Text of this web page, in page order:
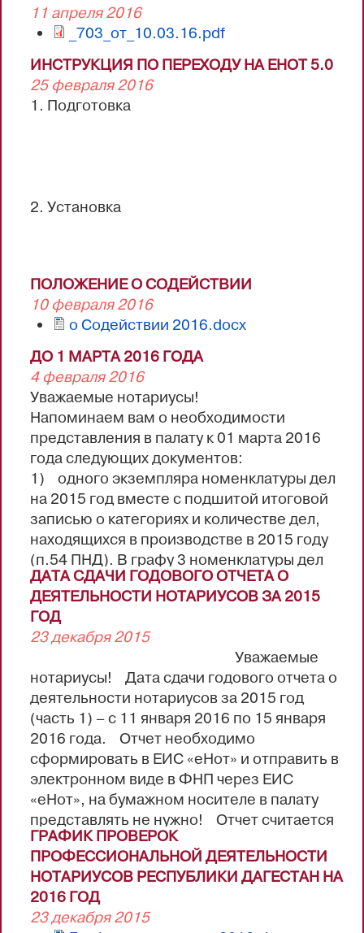
11 апреля 2016
_703_от_10.03.16.pdf
ИНСТРУКЦИЯ ПО ПЕРЕХОДУ НА ЕНОТ 5.0
25 февраля 2016
1. Подготовка
2. Установка
http://download.triasoft.com/enot/50/
ПОЛОЖЕНИЕ О СОДЕЙСТВИИ
10 февраля 2016
о Содействии 2016.docx
ДО 1 МАРТА 2016 ГОДА
4 февраля 2016
Уважаемые нотариусы!
Напоминаем вам о необходимости
представления в палату к 01 марта 2016
года следующих документов:
1) одного экземпляра номенклатуры дел
на 2015 год вместе с подшитой итоговой
записью о категориях и количестве дел,
находящихся в производстве в 2015 году
(п.54 ПНД). В графу 3 номенклатуры дел
вписывается количество частей/томов
дела,находящихся в производстве в 2015
году. В графе 5 номенклатуры дел
«Примечание» проставляются отметки о
переходящих делах, о неначатых делах и
т.д. (п.51 ПНД)
2) описи дел постоянного, временного
хранения, описи наследственных дел в...
ДАТА СДАЧИ ГОДОВОГО ОТЧЕТА О
ДЕЯТЕЛЬНОСТИ НОТАРИУСОВ ЗА 2015
ГОД
23 декабря 2015
Уважаемые
нотариусы! Дата сдачи годового отчета о
деятельности нотариусов за 2015 год
(часть 1) – с 11 января 2016 по 15 января
2016 года. Отчет необходимо
сформировать в ЕИС «еНот» и отправить в
электронном виде в ФНП через ЕИС
«еНот», на бумажном носителе в палату
представлять не нужно! Отчет считается
сданным с момента отправки в ФНП через
ЕИС. Реестровые книги на 2016 год
необходимо получить заранее (до 30
декабря 2015 включительно) либо с 11
января 2016 года. Дополнительно
ГРАФИК ПРОВЕРОК
ПРОФЕССИОНАЛЬНОЙ ДЕЯТЕЛЬНОСТИ
НОТАРИУСОВ РЕСПУБЛИКИ ДАГЕСТАН НА
2016 ГОД
23 декабря 2015